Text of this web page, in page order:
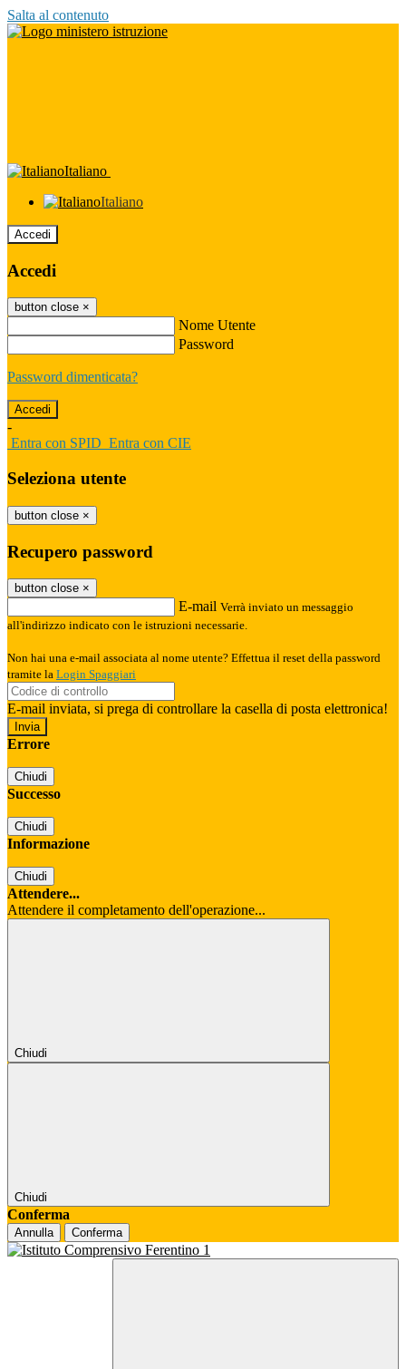
Salta al contenuto
Italiano
Italiano
Accedi
Accedi
button close ×
Nome Utente
Password
Password dimenticata?
-
Entra con SPID Entra con CIE
Seleziona utente
button close ×
Recupero password
button close ×
E-mail Verrà inviato un messaggio
all'indirizzo indicato con le istruzioni necessarie.
Non hai una e-mail associata al nome utente? Effettua il reset della password
tramite la Login Spaggiari
E-mail inviata, si prega di controllare la casella di posta elettronica!
Errore
Chiudi
Successo
Chiudi
Informazione
Chiudi
Attendere...
Attendere il completamento dell'operazione...
Chiudi
Chiudi
Conferma
Annulla Conferma